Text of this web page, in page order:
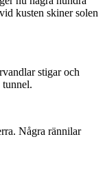
kusten skiner solen
stigar och
Några rännilar